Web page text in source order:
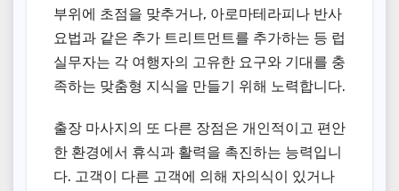
부위에 초점을 맞추거나, 아로마테라피나 반사
요법과 같은 추가 트리트먼트를 추가하는 등 럽
실무자는 각 여행자의 고유한 요구와 기대를 충
족하는 맞춤형 지식을 만들기 위해 노력합니다.
출장 마사지의 또 다른 장점은 개인적이고 편안
한 환경에서 휴식과 활력을 촉진하는 능력입니
다. 고객이 다른 고객에 의해 자의식이 있거나